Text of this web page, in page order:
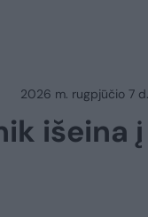
2026 m. rugpjūčio 7 d.
išeina į